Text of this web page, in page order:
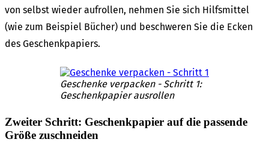
von selbst wieder aufrol­len, nehmen Sie sich Hilfs­mit­tel
(wie zum Beispiel Bücher) und beschwe­ren Sie die Ecken
des Geschenk­pa­piers.
Geschen­ke verpa­cken - Schritt 1:
Geschenk­pa­pier ausrol­len
Zwei­ter Schritt: Geschenk­pa­pier auf die passen­de
Größe zuschnei­den